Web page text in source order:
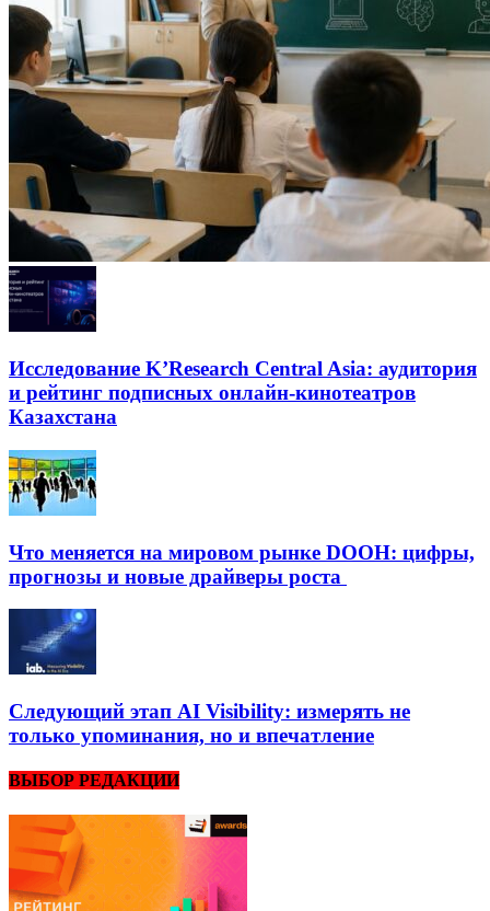
Исследование K’Research Central Asia: аудитория
и рейтинг подписных онлайн-кинотеатров
Казахстана
Что меняется на мировом рынке DOOH: цифры,
прогнозы и новые драйверы роста
Следующий этап AI Visibility: измерять не
только упоминания, но и впечатление
ВЫБОР РЕДАКЦИИ